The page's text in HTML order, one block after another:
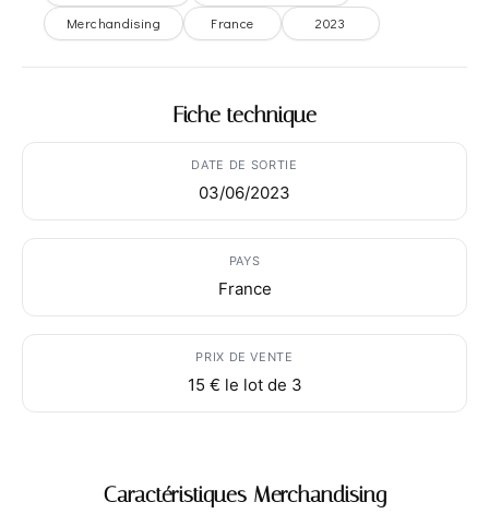
Merchandising
France 2023
Fiche technique
DATE DE SORTIE
03/06/2023
PAYS
France
PRIX DE VENTE
15 € le lot de 3
Caractéristiques Merchandising